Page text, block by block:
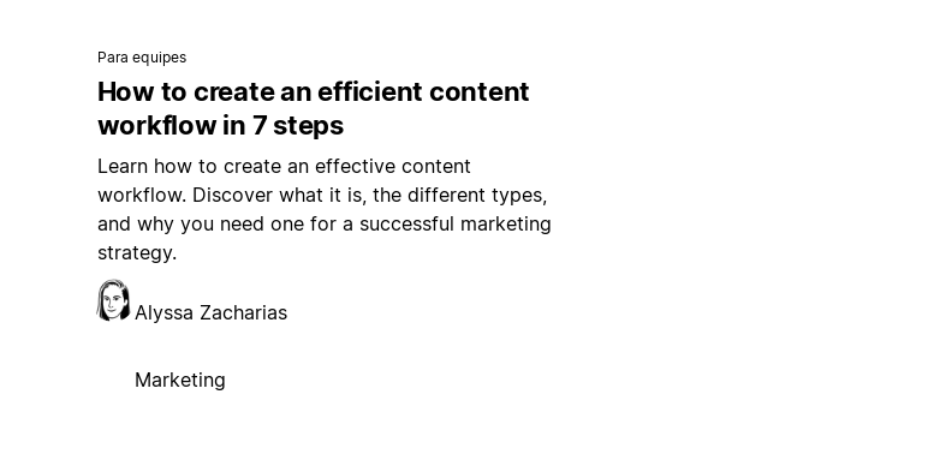
Para equipes
How to create an efficient content
workflow in 7 steps
Learn how to create an effective content
workflow. Discover what it is, the different types,
and why you need one for a successful marketing
strategy.
Alyssa Zacharias
Marketing